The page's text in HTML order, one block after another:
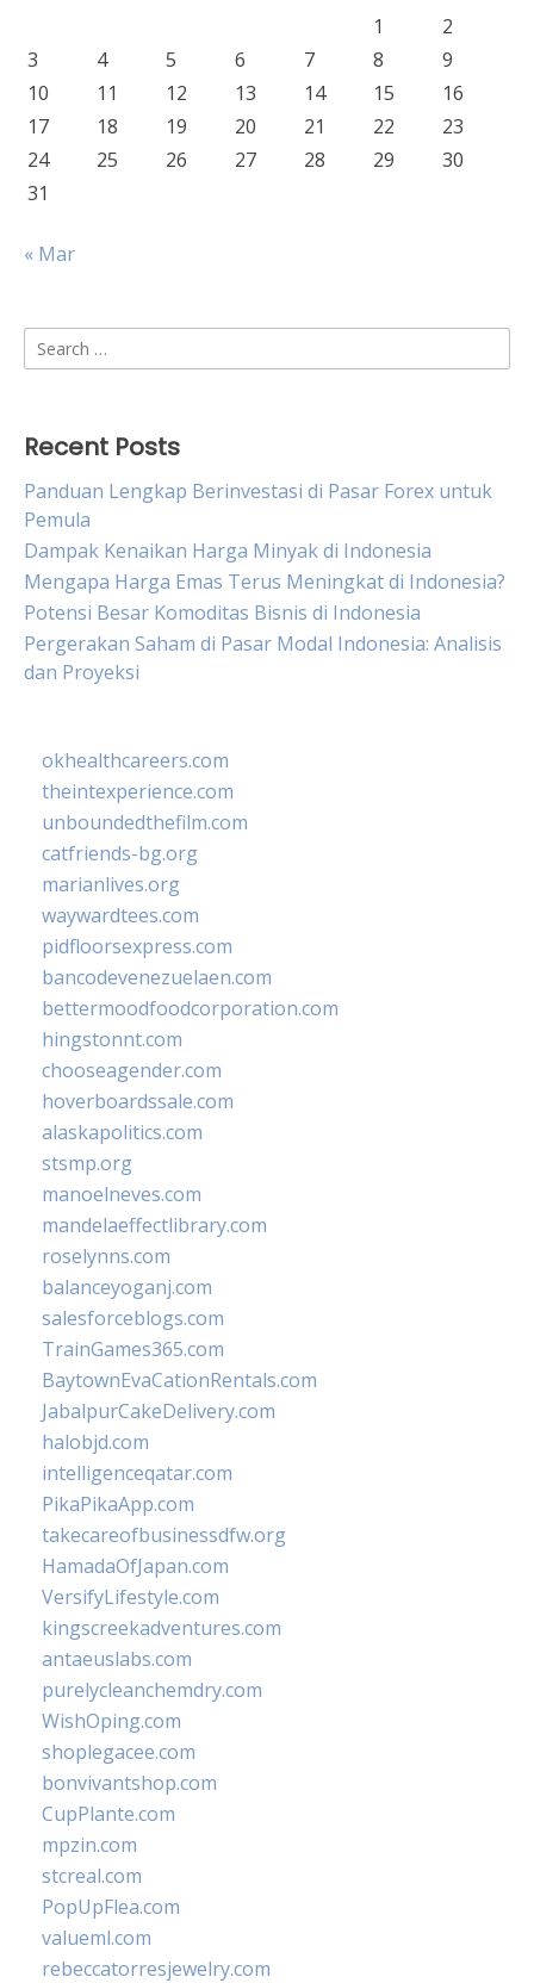
1
2
3
4 5 6 7 8
9
10
11 12 13 14 15
16
17
18 19 20 21 22
23
24
25 26 27 28 29
30
31
« Mar
Search
for:
Recent Posts
Panduan Lengkap Berinvestasi di Pasar Forex untuk
Pemula
Dampak Kenaikan Harga Minyak di Indonesia
Mengapa Harga Emas Terus Meningkat di Indonesia?
Potensi Besar Komoditas Bisnis di Indonesia
Pergerakan Saham di Pasar Modal Indonesia: Analisis
dan Proyeksi
okhealthcareers.com
theintexperience.com
unboundedthefilm.com
catfriends-bg.org
marianlives.org
waywardtees.com
pidfloorsexpress.com
bancodevenezuelaen.com
bettermoodfoodcorporation.com
hingstonnt.com
chooseagender.com
hoverboardssale.com
alaskapolitics.com
stsmp.org
manoelneves.com
mandelaeffectlibrary.com
roselynns.com
balanceyoganj.com
salesforceblogs.com
TrainGames365.com
BaytownEvaCationRentals.com
JabalpurCakeDelivery.com
halobjd.com
intelligenceqatar.com
PikaPikaApp.com
takecareofbusinessdfw.org
HamadaOfJapan.com
VersifyLifestyle.com
kingscreekadventures.com
antaeuslabs.com
purelycleanchemdry.com
WishOping.com
shoplegacee.com
bonvivantshop.com
CupPlante.com
mpzin.com
stcreal.com
PopUpFlea.com
valueml.com
rebeccatorresjewelry.com